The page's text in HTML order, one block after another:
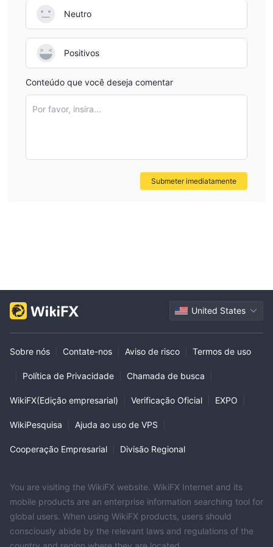
Preocupações regulatórias
A FINCORD ASSET não regulamentada é menos segura do que
Conclusão
Como o site oficial de FINCORD ASSET não pode ser aberto, os
traders não podem obter mais informações sobre os serviços
garantir a segurança de seus investimentos e conformidade
Neutro
Positivos
Conteúdo que você deseja comentar
Por favor, insira...
Submeter imediatamente
United States
Sobre nós Contate-nos Aviso de risco Termos de uso
Política de Privacidade Chamada de busca
WikiFX(Edição empresarial) Verificação Oficial EXPO
WikiPesquisa Ajuda ao uso de VPS
Cooperação Empresarial Divisão Regional
You are visiting the WikiFX website. WikiFX Internet and its
mobile products are an enterprise information searching tool for
global users. When using WikiFX products, users should
consciously abide by the relevant laws and regulations of the